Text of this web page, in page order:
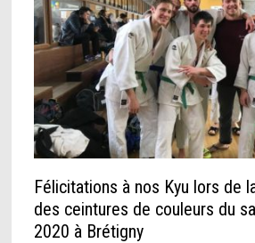
Félicitations à nos Kyu lors de
des ceintures de couleurs du
2020 à Brétigny